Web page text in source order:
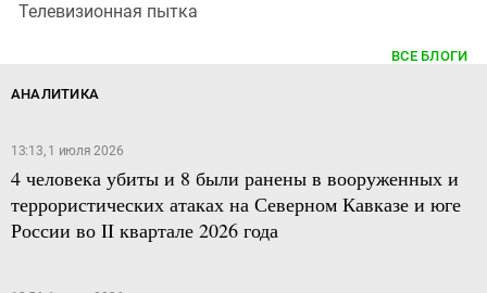
Телевизионная пытка
ВСЕ БЛОГИ
АНАЛИТИКА
13:13, 1 июля 2026
4 человека убиты и 8 были ранены в вооруженных и
террористических атаках на Северном Кавказе и юге
России во II квартале 2026 года